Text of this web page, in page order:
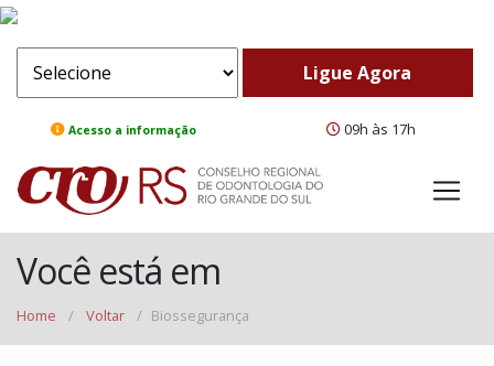
Acesso a informação 09h às 17h
Você está em
Home / Voltar / Biossegurança